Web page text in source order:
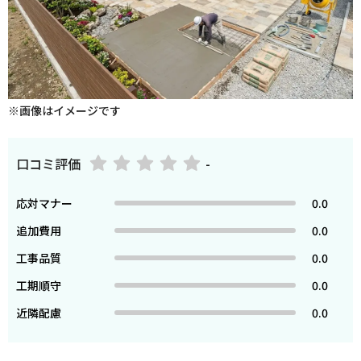
※画像はイメージです
口コミ評価 -
応対マナー
0.0
追加費用
0.0
工事品質
0.0
工期順守
0.0
近隣配慮
0.0